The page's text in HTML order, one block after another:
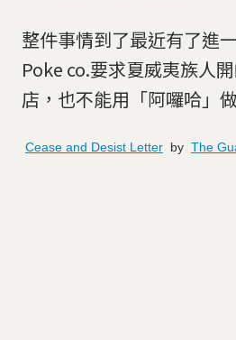
整件事情到了最近有了進
Poke co.要求夏威夷族人
店，也不能用「阿囉哈」
Cease and Desist Letter by The